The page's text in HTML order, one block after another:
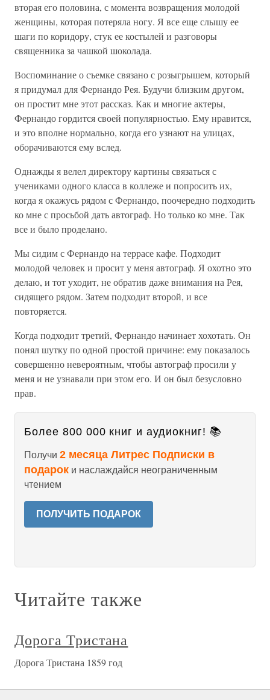
вторая его половина, с момента возвращения молодой
женщины, которая потеряла ногу. Я все еще слышу ее
шаги по коридору, стук ее костылей и разговоры
священника за чашкой шоколада.
Воспоминание о съемке связано с розыгрышем, который
я придумал для Фернандо Рея. Будучи близким другом,
он простит мне этот рассказ. Как и многие актеры,
Фернандо гордится своей популярностью. Ему нравится,
и это вполне нормально, когда его узнают на улицах,
оборачиваются ему вслед.
Однажды я велел директору картины связаться с
учениками одного класса в коллеже и попросить их,
когда я окажусь рядом с Фернандо, поочередно подходить
ко мне с просьбой дать автограф. Но только ко мне. Так
все и было проделано.
Мы сидим с Фернандо на террасе кафе. Подходит
молодой человек и просит у меня автограф. Я охотно это
делаю, и тот уходит, не обратив даже внимания на Рея,
сидящего рядом. Затем подходит второй, и все
повторяется.
Когда подходит третий, Фернандо начинает хохотать. Он
понял шутку по одной простой причине: ему показалось
совершенно невероятным, чтобы автограф просили у
меня и не узнавали при этом его. И он был безусловно
прав.
Более 800 000 книг и аудиокниг! 📚
Получи 2 месяца Литрес Подписки в
подарок и наслаждайся неограниченным
чтением
ПОЛУЧИТЬ ПОДАРОК
Читайте также
Дорога Тристана
Дорога Тристана 1859 год